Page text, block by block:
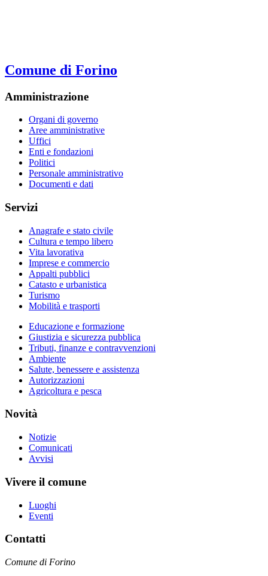
Comune di Forino
Amministrazione
Organi di governo
Aree amministrative
Uffici
Enti e fondazioni
Politici
Personale amministrativo
Documenti e dati
Servizi
Anagrafe e stato civile
Cultura e tempo libero
Vita lavorativa
Imprese e commercio
Appalti pubblici
Catasto e urbanistica
Turismo
Mobilità e trasporti
Educazione e formazione
Giustizia e sicurezza pubblica
Tributi, finanze e contravvenzioni
Ambiente
Salute, benessere e assistenza
Autorizzazioni
Agricoltura e pesca
Novità
Notizie
Comunicati
Avvisi
Vivere il comune
Luoghi
Eventi
Contatti
Comune di Forino